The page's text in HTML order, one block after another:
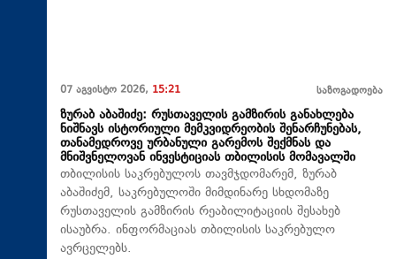
07 აგვისტო 2026, 15:21 საზოგადოება
ზურაბ აბაშიძე: რუსთაველის გამზირის განახლება
ნიშნავს ისტორიული მემკვიდრეობის შენარჩუნებას,
თანამედროვე ურბანული გარემოს შექმნას და
მნიშვნელოვან ინვესტიციას თბილისის მომავალში
თბილისის საკრებულოს თავმჯდომარემ, ზურაბ
აბაშიძემ, საკრებულოში მიმდინარე სხდომაზე
რუსთაველის გამზირის რეაბილიტაციის შესახებ
ისაუბრა. ინფორმაციას თბილისის საკრებულო
ავრცელებს.